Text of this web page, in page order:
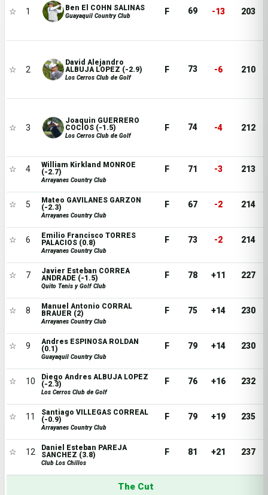
☆ 1 Ben El COHN SALINAS
Guayaquil Country Club F 69 -13 203
☆ 2
David Alejandro
ALBUJA LOPEZ (-2.9)
Los Cerros Club de Golf
F 73 -6 210
☆ 3
Joaquin GUERRERO
COCIOS (-1.5)
Los Cerros Club de Golf
F 74 -4 212
☆ 4
William Kirkland MONROE
(-2.7)
Arrayanes Country Club
F 71 -3 213
☆ 5
Mateo GAVILANES GARZON
(-2.3)
Arrayanes Country Club
F 67 -2 214
☆ 6
Emilio Francisco TORRES
PALACIOS (0.8)
Arrayanes Country Club
F 73 -2 214
☆ 7
Javier Esteban CORREA
ANDRADE (-1.5)
Quito Tenis y Golf Club
F 78 +11 227
☆ 8
Manuel Antonio CORRAL
BRAUER (2)
Arrayanes Country Club
F 75 +14 230
☆ 9
Andres ESPINOSA ROLDAN
(0.1)
Guayaquil Country Club
F 79 +14 230
☆ 10
Diego Andres ALBUJA LOPEZ
(-2.3)
Los Cerros Club de Golf
F 76 +16 232
☆ 11
Santiago VILLEGAS CORREAL
(-0.9)
Arrayanes Country Club
F 79 +19 235
☆ 12
Daniel Esteban PAREJA
SANCHEZ (3.8)
Club Los Chillos
F 81 +21 237
The Cut